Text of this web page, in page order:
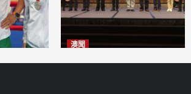
澳聞